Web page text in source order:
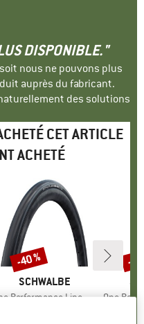
DISPONIBLE."
nous ne pouvons plus
auprès du fabricant.
des solutions
CET ARTICLE
ACHETÉ
MARQUE
SCHWALBE
Line Raceguard Mikroskin TLE 28'' (32-622)
Remise
-40 %
Article
One Performance
-